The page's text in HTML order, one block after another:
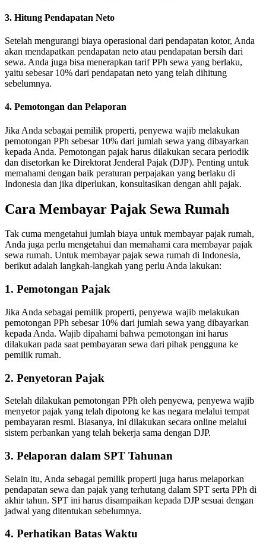
3. Hitung Pendapatan Neto
Setelah mengurangi biaya operasional dari pendapatan kotor, Anda
akan mendapatkan pendapatan neto atau pendapatan bersih dari
sewa. Anda juga bisa menerapkan tarif PPh sewa yang berlaku,
yaitu sebesar 10% dari pendapatan neto yang telah dihitung
sebelumnya.
4. Pemotongan dan Pelaporan
Jika Anda sebagai pemilik properti, penyewa wajib melakukan
pemotongan PPh sebesar 10% dari jumlah sewa yang dibayarkan
kepada Anda. Pemotongan pajak harus dilakukan secara periodik
dan disetorkan ke Direktorat Jenderal Pajak (DJP). Penting untuk
memahami dengan baik peraturan perpajakan yang berlaku di
Indonesia dan jika diperlukan, konsultasikan dengan ahli pajak.
Cara Membayar Pajak Sewa Rumah
Tak cuma mengetahui jumlah biaya untuk membayar pajak rumah,
Anda juga perlu mengetahui dan memahami cara membayar pajak
sewa rumah. Untuk membayar pajak sewa rumah di Indonesia,
berikut adalah langkah-langkah yang perlu Anda lakukan:
1. Pemotongan Pajak
Jika Anda sebagai pemilik properti, penyewa wajib melakukan
pemotongan PPh sebesar 10% dari jumlah sewa yang dibayarkan
kepada Anda. Wajib dipahami bahwa pemotongan ini harus
dilakukan pada saat pembayaran sewa dari pihak pengguna ke
pemilik rumah.
2. Penyetoran Pajak
Setelah dilakukan pemotongan PPh oleh penyewa, penyewa wajib
menyetor pajak yang telah dipotong ke kas negara melalui tempat
pembayaran resmi. Biasanya, ini dilakukan secara online melalui
sistem perbankan yang telah bekerja sama dengan DJP.
3. Pelaporan dalam SPT Tahunan
Selain itu, Anda sebagai pemilik properti juga harus melaporkan
pendapatan sewa dan pajak yang terhutang dalam SPT serta PPh di
akhir tahun. SPT ini harus disampaikan kepada DJP sesuai dengan
jadwal yang ditentukan sebelumnya.
4. Perhatikan Batas Waktu